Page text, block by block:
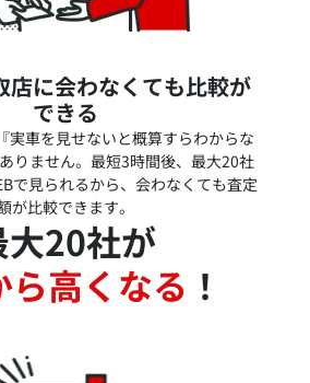
店に会わなくても比較が
できる
実車を見せないと概算すらわからな
りません。最短3時間後、最大20社
で見られるから、会わなくても査定
が比較できます。
大20社が
ら高くなる ！